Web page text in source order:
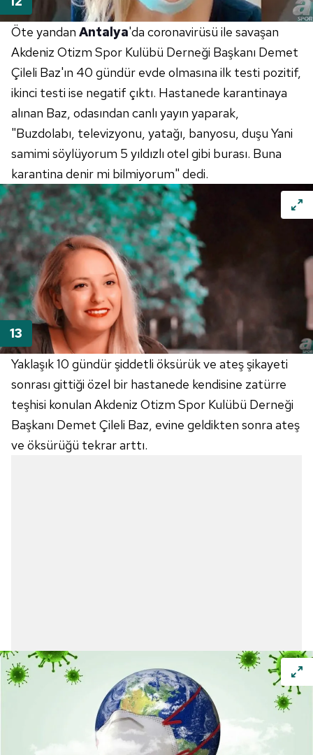
Sizlere daha iyi bir hizmet sunabilmek için İnternet
Sitemizde kendimize ve üçüncü kişilere ait çerezler
kullanılmaktadır. Bu çerezler vasıtasıyla çeşitli kişisel
verileriniz işlenmekte olup gerekli olan çerezler bilgi
toplumu hizmetlerinin sunulması amacıyla
kullanılmaktadır. Diğer çerezler, sitemizin daha işlevsel
reklam/pazarlama faaliyetlerinin yapılması, amaçlarıyla
sınırlı olarak açık rızanız dahilinde kullanılacaktır.
Çerezlere ilişkin tercihlerinizi aşağıda yer alan panel
vasıtasıyla belirleyebilirsiniz. Çerezlere ilişkin detaylı bilgi
için Ayarlar butonuna tıklayabilir,Çerez Bilgilendirme
Metnimiziziyaret edebilirsiniz.
6698 sayılı Kişisel Verilerin Korunması Kanunu uyarınca
hazırlanmış Aydınlatma Metnimizi okumak ve sitemizde
ilgili mevzuata uygun olarak kullanılan çerezlerle ilgili bilgi
almak için lütfentıklayınız.
Öte yandan Antalya'da coronavirüsü ile savaşan
Akdeniz Otizm Spor Kulübü Derneği Başkanı Demet
Çileli Baz'ın 40 gündür evde olmasına ilk testi pozitif,
ikinci testi ise negatif çıktı. Hastanede karantinaya
alınan Baz, odasından canlı yayın yaparak,
"Buzdolabı, televizyonu, yatağı, banyosu, duşu Yani
samimi söylüyorum 5 yıldızlı otel gibi burası. Buna
karantina denir mi bilmiyorum" dedi.
Yaklaşık 10 gündür şiddetli öksürük ve ateş şikayeti
sonrası gittiği özel bir hastanede kendisine zatürre
teşhisi konulan Akdeniz Otizm Spor Kulübü Derneği
Başkanı Demet Çileli Baz, evine geldikten sonra ateş
ve öksürüğü tekrar arttı.